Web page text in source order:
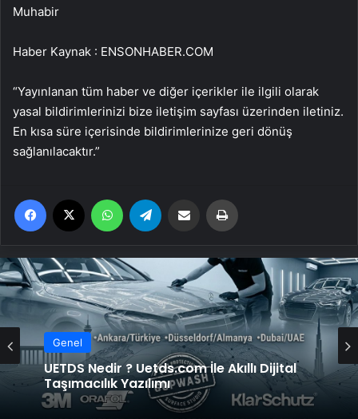
Muhabir
Haber Kaynak : ENSONHABER.COM
“Yayınlanan tüm haber ve diğer içerikler ile ilgili olarak
yasal bildirimlerinizi bize iletişim sayfası üzerinden iletiniz.
En kısa süre içerisinde bildirimlerinize geri dönüş
sağlanılacaktır.”
Facebook WhatsApp Email'den paylaş
Genel
UETDS Nedir ? Uetds.com İle Akıllı Dijital
Taşımacılık Yazılımı